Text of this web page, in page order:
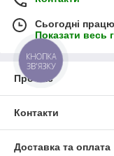
Сьогодні
Показати весь
Про нас
Контакти
Доставка та оплата
КНОПКА
ЗВ'ЯЗКУ